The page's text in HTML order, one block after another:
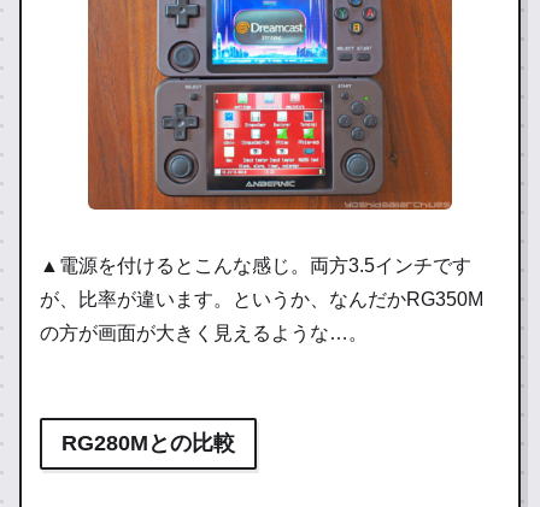
▲電源を付けるとこんな感じ。両方3.5インチです
が、比率が違います。というか、なんだかRG350M
の方が画面が大きく見えるような…。
RG280Mとの比較